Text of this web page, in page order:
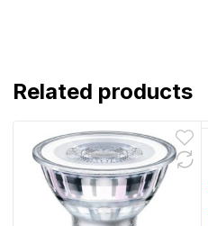
Related products